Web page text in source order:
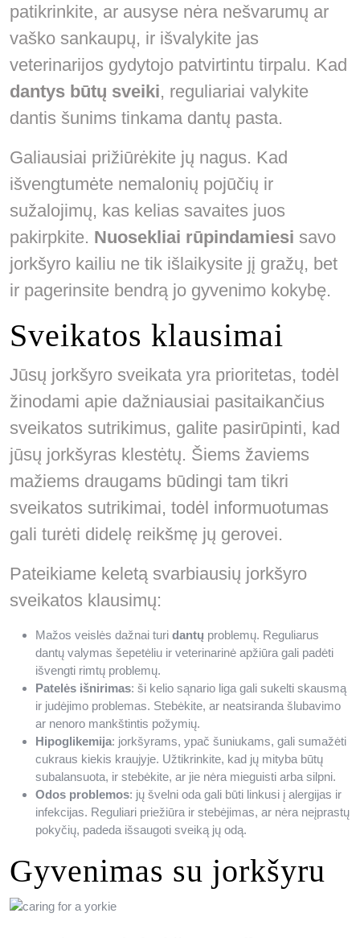
patikrinkite, ar ausyse nėra nešvarumų ar
vaško sankaupų, ir išvalykite jas
veterinarijos gydytojo patvirtintu tirpalu. Kad
dantys būtų sveiki, reguliariai valykite
dantis šunims tinkama dantų pasta.
Galiausiai prižiūrėkite jų nagus. Kad
išvengtumėte nemalonių pojūčių ir
sužalojimų, kas kelias savaites juos
pakirpkite. Nuosekliai rūpindamiesi savo
jorkšyro kailiu ne tik išlaikysite jį gražų, bet
ir pagerinsite bendrą jo gyvenimo kokybę.
Sveikatos klausimai
Jūsų jorkšyro sveikata yra prioritetas, todėl
žinodami apie dažniausiai pasitaikančius
sveikatos sutrikimus, galite pasirūpinti, kad
jūsų jorkšyras klestėtų. Šiems žaviems
mažiems draugams būdingi tam tikri
sveikatos sutrikimai, todėl informuotumas
gali turėti didelę reikšmę jų gerovei.
Pateikiame keletą svarbiausių jorkšyro
sveikatos klausimų:
Mažos veislės dažnai turi dantų problemų. Reguliarus
dantų valymas šepetėliu ir veterinarinė apžiūra gali padėti
išvengti rimtų problemų.
Patelės išnirimas: ši kelio sąnario liga gali sukelti skausmą
ir judėjimo problemas. Stebėkite, ar neatsiranda šlubavimo
ar nenoro mankštintis požymių.
Hipoglikemija: jorkšyrams, ypač šuniukams, gali sumažėti
cukraus kiekis kraujyje. Užtikrinkite, kad jų mityba būtų
subalansuota, ir stebėkite, ar jie nėra mieguisti arba silpni.
Odos problemos: jų švelni oda gali būti linkusi į alergijas ir
infekcijas. Reguliari priežiūra ir stebėjimas, ar nėra neįprastų
pokyčių, padeda išsaugoti sveiką jų odą.
Gyvenimas su jorkšyru